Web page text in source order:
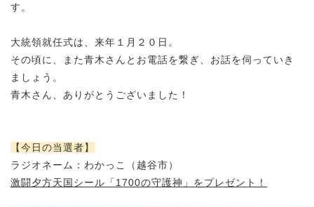
す。
大統領就任式は、来年１月２０日。
その頃に、また青木さんとお電話を繋ぎ、お話を伺っていき
ましょう。
青木さん、ありがとうございました！
【今日の当選者】
ラジオネーム：わかっこ（越谷市）
激闘夕方天国シール「1700の守護神」をプレゼント！